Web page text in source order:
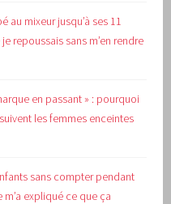
au mixeur jusqu’à ses 11
repoussais sans m’en rendre
en passant » : pourquoi
les femmes enceintes
sans compter pendant
expliqué ce que ça